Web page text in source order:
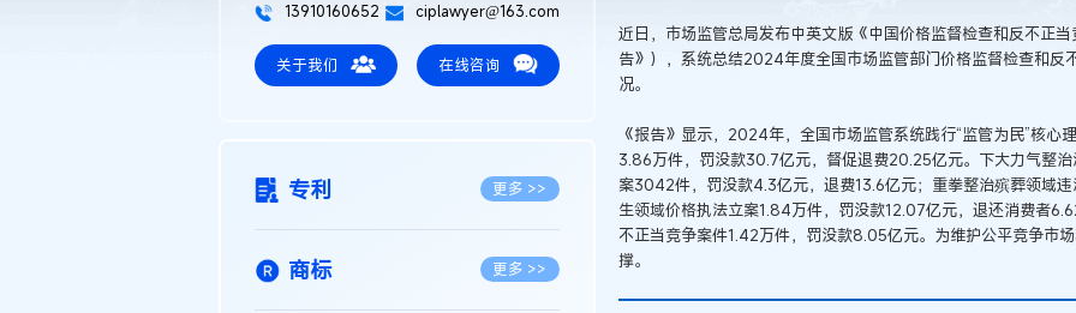
13910160652 ciplawyer@163.com
关于我们 在线咨询
专利 更多 >>
商标 更多 >>
近日，市场监管总局发布中英文版《中国价格监督检查和反不正
告》），系统总结2024年度全国市场监管部门价格监督检查和反
况。
《报告》显示，2024年，全国市场监管系统践行“监管为民”核心
3.86万件，罚没款30.7亿元，督促退费20.25亿元。下大力气整
案3042件，罚没款4.3亿元，退费13.6亿元；重拳整治殡葬领域
生领域价格执法立案1.84万件，罚没款12.07亿元，退还消费者
不正当竞争案件1.42万件，罚没款8.05亿元。为维护公平竞争市
撑。